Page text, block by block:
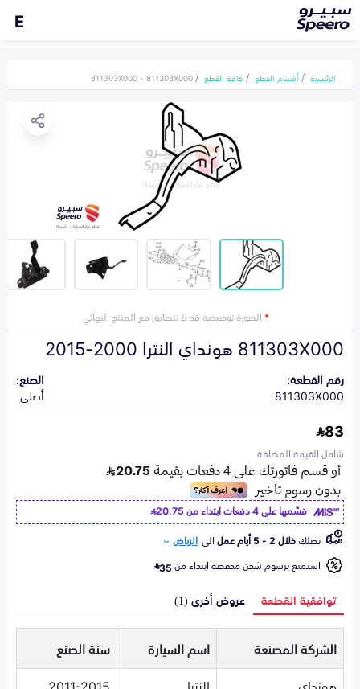
E
الرئيسية أقسام القطع كافة القطع 811303X000 - 811303X000
*الصورة توضيحية قد لا تتطابق مع المنتج النهائي
811303X000 هونداي النترا 2000-2015
رقم القطعة:
811303X000
الصنع:
أصلي
83
شامل القيمة المضافة
قسّمها على 4 دفعات ابتداء من
20.75
تصلكخلال 2 - 5 أيام عمل الى الرياض
استمتع برسوم شحن مخفضة ابتداء من35
توافقية القطعة عروض أخرى (1)
الشركة المصنعة اسم السيارة
سنة الصنع